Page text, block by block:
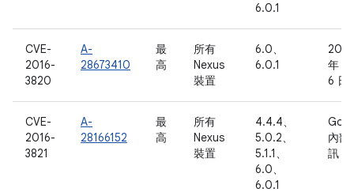
6.0.1
CVE-
2016-
3820
A-
28673410
最
高
所有
Nexus
裝置
6.0、
6.0.1
2016
年 5
6 日
CVE-
2016-
3821
A-
28166152
最
高
所有
Nexus
裝置
4.4.4、
5.0.2、
5.1.1、
6.0、
6.0.1
內部
訊